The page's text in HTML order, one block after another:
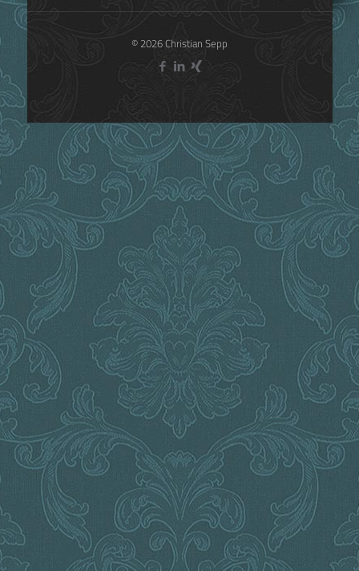
© 2026 Christian Sepp